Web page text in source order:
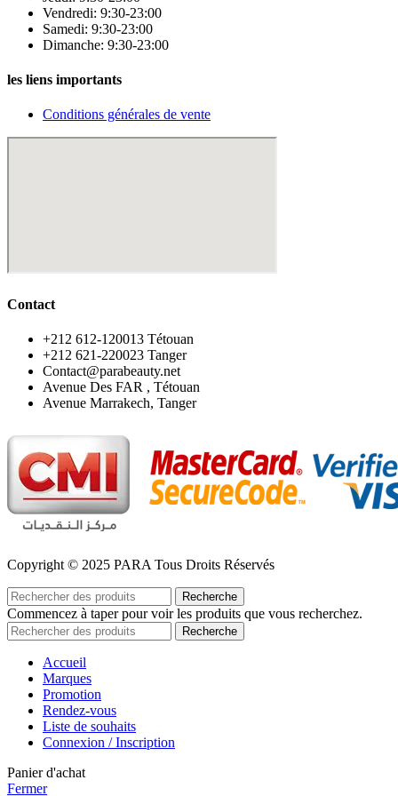
Vendredi: 9:30-23:00
Samedi: 9:30-23:00
Dimanche: 9:30-23:00
les liens importants
Conditions générales de vente
Contact
‪+212 612-120013 Tétouan
‪+212 621-220023 Tanger
Contact@parabeauty.net
Avenue Des FAR , Tétouan
Avenue Marrakech, Tanger
Copyright © 2025 PARA Tous Droits Réservés
Recherche
Commencez à taper pour voir les produits que vous recherchez.
Recherche
Accueil
Marques
Promotion
Rendez-vous
Liste de souhaits
Connexion / Inscription
Panier d'achat
Fermer